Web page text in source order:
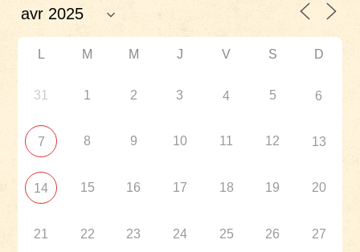
L M M J V S D
31 1 2 3 4 5 6
7 8 9 10 11 12 13
14 15 16 17 18 19 20
21 22 23 24 25 26 27